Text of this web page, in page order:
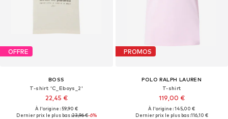
OFFRE
BOSS
T-shirt 'C_Eboys_2'
22,45 €
À l'origine : 59,90 €
Dernier prix le plus bas :23,96 €-6%
PROMOS
POLO RALPH LAUREN
T-shirt
119,00 €
À l'origine : 145,00 €
Dernier prix le plus bas :116,10 €